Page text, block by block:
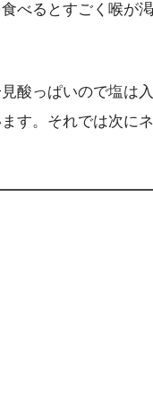
べるとすごく喉が
酸っぱいので塩は
す。それでは次に